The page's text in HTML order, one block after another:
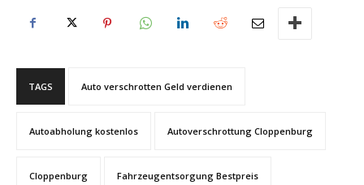
TAGS Auto verschrotten Geld verdienen
Autoabholung kostenlos Autoverschrottung Cloppenburg
Cloppenburg Fahrzeugentsorgung Bestpreis